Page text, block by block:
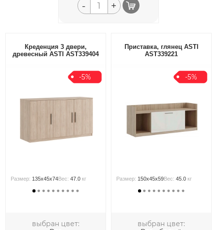
- +
Креденция 3 двери,
древесный ASTI AST339404
-5%
Размер: 135x45x74Вес:47.0 кг
выбран цвет:
Приставка, глянец ASTI
AST339221
-5%
Размер: 150x45x59Вес:45.0 кг
выбран цвет: